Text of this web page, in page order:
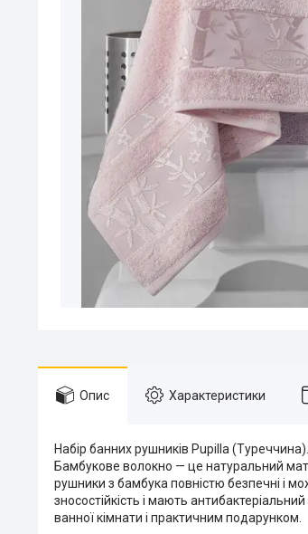
Опис Характеристики
Набір банних рушників Pupilla
Бамбукове волокно — це натуральний
рушники з бамбука повністю безпечні і
зносостійкість і мають
ванної кімнати і практичним подарунком.